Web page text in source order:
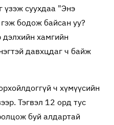
үзэж суухдаа "Энэ
бодож байсан уу?
хамгийн
давхцдаг ч байж
ч хүмүүсийн
Тэгвэл 12 орд тус
буй алдартай